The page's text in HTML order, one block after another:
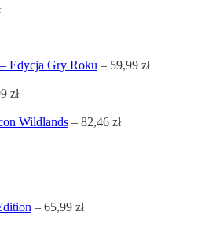
Edycja Gry Roku – 59,99 zł
zł
Wildlands – 82,46 zł
– 65,99 zł